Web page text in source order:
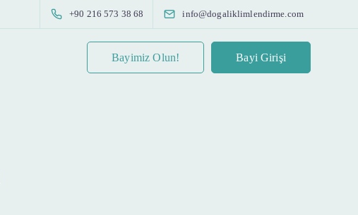
+90 216 573 38 68 info@dogaliklimlendirme.com
Bayimiz Olun! Bayi Girişi